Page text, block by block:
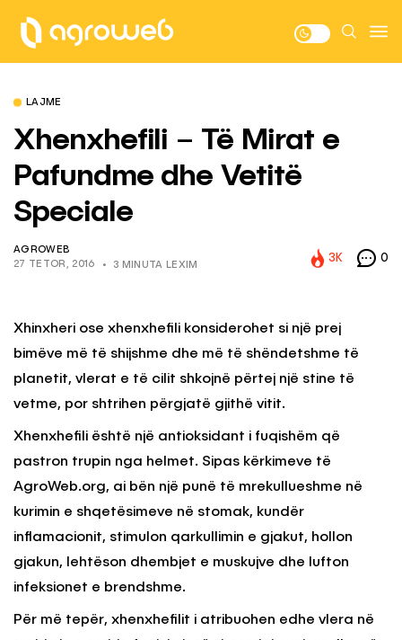
LAJME
Xhenxhefili – Të Mirat e
Pafundme dhe Vetitë
Speciale
AGROWEB
27 TETOR, 2016
3 MINUTA LEXIM
3K 0
Xhinxheri ose xhenxhefili konsiderohet si një prej
bimëve më të shijshme dhe më të shëndetshme të
planetit, vlerat e të cilit shkojnë përtej një stine të
vetme, por shtrihen përgjatë gjithë vitit.
Xhenxhefili është një antioksidant i fuqishëm që
pastron trupin nga helmet. Sipas kërkimeve të
AgroWeb.org, ai bën një punë të mrekullueshme në
kurimin e shqetësimeve në stomak, kundër
inflamacionit, stimulon qarkullimin e gjakut, hollon
gjakun, lehtëson dhembjet e muskujve dhe lufton
infeksionet e brendshme.
Për më tepër, xhenxhefilit i atribuohen edhe vlera në